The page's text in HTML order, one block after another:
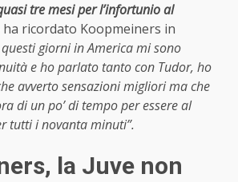
tre mesi per l’infortunio al
ha ricordato Koopmeiners in
giorni in America mi sono
e ho parlato tanto con Tudor, ho
avverto sensazioni migliori ma che
di un po’ di tempo per essere al
tutti i novanta minuti”.
la Juve non